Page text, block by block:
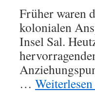
Früher waren
kolonialen
Insel Sal.
… Weiterlesen